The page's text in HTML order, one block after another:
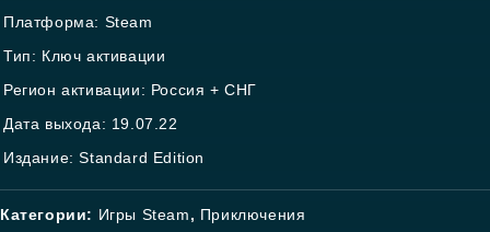
Платформа: Steam
Тип: Ключ активации
Регион активации: Россия + СНГ
Дата выхода: 19.07.22
Издание: Standard Edition
Категории: Игры Steam, Приключения